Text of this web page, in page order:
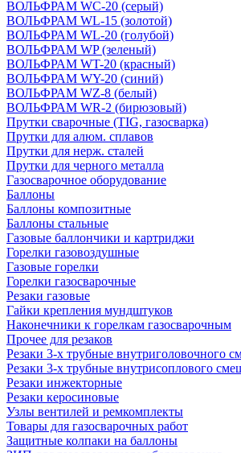
ВОЛЬФРАМ WC-20 (серый)
ВОЛЬФРАМ WL-15 (золотой)
ВОЛЬФРАМ WL-20 (голубой)
ВОЛЬФРАМ WP (зеленый)
ВОЛЬФРАМ WT-20 (красный)
ВОЛЬФРАМ WY-20 (синий)
ВОЛЬФРАМ WZ-8 (белый)
ВОЛЬФРАМ WR-2 (бирюзовый)
Прутки сварочные (TIG, газосварка)
Прутки для алюм. сплавов
Прутки для нерж. сталей
Прутки для черного металла
Газосварочное оборудование
Баллоны
Баллоны композитные
Баллоны стальные
Газовые баллончики и картриджи
Горелки газовоздушные
Газовые горелки
Горелки газосварочные
Резаки газовые
Гайки крепления мундштуков
Наконечники к горелкам газосварочным
Прочее для резаков
Резаки 3-х трубные внутриголовочного
Резаки 3-х трубные внутрисоплового
Резаки инжекторные
Резаки керосиновые
Узлы вентилей и ремкомплекты
Товары для газосварочных работ
Защитные колпаки на баллоны